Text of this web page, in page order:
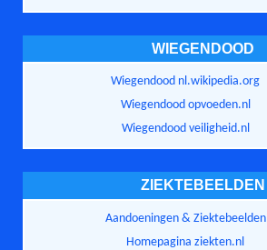
WIEGENDOOD
Wiegendood nl.wikipedia.org
Wiegendood opvoeden.nl
Wiegendood veiligheid.nl
ZIEKTEBEELDEN
Aandoeningen & Ziektebeelden
Homepagina ziekten.nl